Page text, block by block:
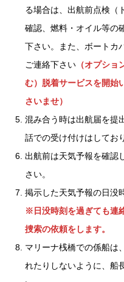
る場合は、出航前点検（
確認、燃料・オイル等の
下さい。また、ボートカ
ご連絡下さい （オプシ
む）脱着サービスを開始
さいませ）
混み合う時は出航届を提
話での受け付けはしてお
出航前は天気予報を確認
さい。
掲示した天気予報の日没
※日没時刻を過ぎても連
捜索の依頼をします。
マリーナ桟橋での係船は
れたりしないように、船